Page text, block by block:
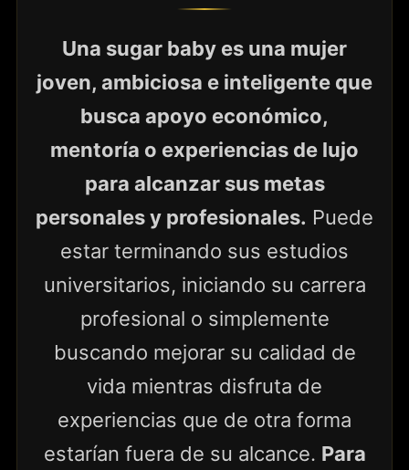
Una sugar baby es una mujer
joven, ambiciosa e inteligente que
busca apoyo económico,
mentoría o experiencias de lujo
para alcanzar sus metas
personales y profesionales. Puede
estar terminando sus estudios
universitarios, iniciando su carrera
profesional o simplemente
buscando mejorar su calidad de
vida mientras disfruta de
experiencias que de otra forma
estarían fuera de su alcance. Para